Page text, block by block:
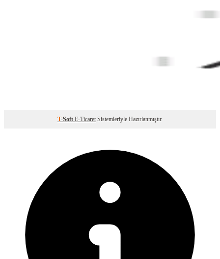
T-Soft E-Ticaret Sistemleriyle Hazırlanmıştır.